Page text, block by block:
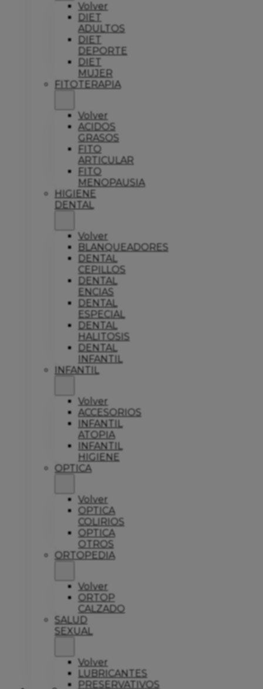
Volver
DIET
ADULTOS
DIET
DEPORTE
DIET
MUJER
FITOTERAPIA
Volver
ACIDOS
GRASOS
FITO
ARTICULAR
FITO
MENOPAUSIA
HIGIENE
DENTAL
Volver
BLANQUEADORES
DENTAL
CEPILLOS
DENTAL
ENCIAS
DENTAL
ESPECIAL
DENTAL
HALITOSIS
DENTAL
INFANTIL
INFANTIL
Volver
ACCESORIOS
INFANTIL
ATOPIA
INFANTIL
HIGIENE
OPTICA
Volver
OPTICA
COLIRIOS
OPTICA
OTROS
ORTOPEDIA
Volver
ORTOP
CALZADO
SALUD
SEXUAL
Volver
LUBRICANTES
PRESERVATIVOS